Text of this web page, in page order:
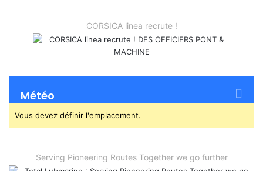
CORSICA linea recrute !
Météo
Vous devez définir l'emplacement.
Serving Pioneering Routes Together we go further